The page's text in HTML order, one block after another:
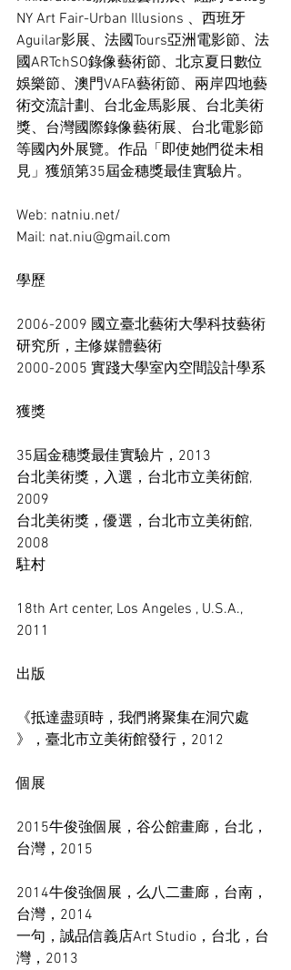
NY Art Fair-Urban Illusions 、西班牙
Aguilar影展、法國Tours亞洲電影節、法
國ARTchSO錄像藝術節、北京夏日數位
娛樂節、澳門VAFA藝術節、兩岸四地藝
術交流計劃、台北金馬影展、台北美術
獎、台灣國際錄像藝術展、台北電影節
等國內外展覽。作品「即使她們從未相
見」獲頒第35屆金穗獎最佳實驗片。
Web: natniu.net/
Mail: nat.niu@gmail.com
學歷
2006-2009 國立臺北藝術大學科技藝術
研究所，主修媒體藝術
2000-2005 實踐大學室內空間設計學系
獲獎
35屆金穗獎最佳實驗片，2013
台北美術獎，入選，台北市立美術館,
2009
台北美術獎，優選，台北市立美術館,
2008
駐村
18th Art center, Los Angeles , U.S.A.,
2011
出版
《抵達盡頭時，我們將聚集在洞穴處
》，臺北市立美術館發行，2012
個展
2015牛俊強個展，谷公館畫廊，台北，
台灣，2015
2014牛俊強個展，么八二畫廊，台南，
台灣，2014
一句，誠品信義店Art Studio，台北，台
灣，2013